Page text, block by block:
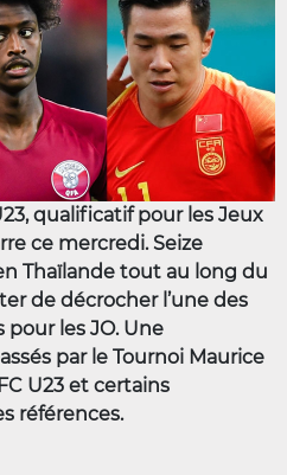
qualificatif pour les Jeux
ce mercredi. Seize
Thaïlande tout au long du
de décrocher l’une des
les JO. Une
par le Tournoi Maurice
U23 et certains
références.